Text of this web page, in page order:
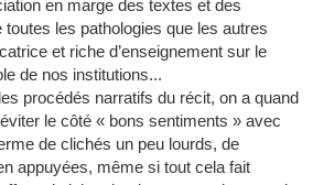
en marge des textes et des
les pathologies que les autres
et riche d’enseignement sur le
de nos institutions...
procédés narratifs du récit, on a quand
le côté « bons sentiments » avec
de clichés un peu lourds, de
appuyées, même si tout cela fait